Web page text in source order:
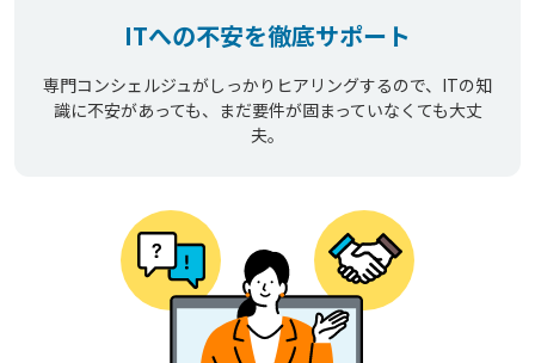
ITへの不安を徹底サポート
専門コンシェルジュがしっかりヒアリングするので、ITの知
識に不安があっても、まだ要件が固まっていなくても大丈
夫。